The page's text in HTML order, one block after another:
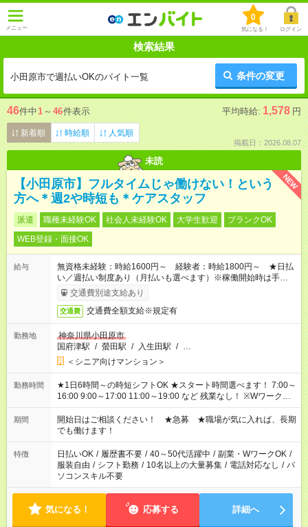
メニュー
0
気になる！ ログイン
検索結果
小田原市で週払いOKのバイト一覧 条件の変更
46件中1 ～ 46件表示 平均時給: 1,578 円
新着順 時給順 人気順
掲載日：2026.08.07
未読
NEW
【小田原市】フルタイムじゃ働けない！という
方へ＊週2や時短も＊ケアスタッフ
派遣 職種未経験OK 社会人未経験OK 大学生歓迎
ブランクOK
WEB登録・面接OK
給与
無資格未経験：時給1600円～ 経験者：時給1800円～ ★日払
い／週払い制度あり（月払いも選べます）※稼働開始時は手続き
完了次第のお支払いとなります。
交通費別途支給あり
交通費 交通費全額支給※規定有
勤務地
神奈川県小田原市
国府津駅 / 螢田駅 / 入生田駅 / …
＜シニア向けマンション＞
勤務時間
★1日6時間～の時短シフトOK ★スタート時間選べます！ 7:00～
16:00 9:00～17:00 11:00～19:00 など 残業なし！ ※Wワークの
場合、他のお仕事と合わせ週40時間超の就業はご案内できませ
ん ※法令に基づき、週20時間以上勤務は社会保険への加入対象
となります ※労働者派遣法（日雇い派遣の原則禁止）により、
短時間・短期間の就業はご案内が難しい場合があります
期間
開始日はご相談ください！ ★急募 ★職場が気に入れば、長期
でも働けます！
特徴 日払いOK / 履歴書不要 / 40～50代活躍中 / 副業・WワークOK /
服装自由 / シフト勤務 / 10名以上の大量募集 / 電話対応なし / パ
ソコンスキル不要
気になる！ 応募する 詳細へ